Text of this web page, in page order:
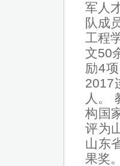
军人
队成
工程
文50
励4
2017
人。
构国
评为
山东
果奖